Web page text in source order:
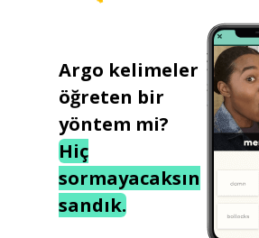
Argo kelimeler
öğreten bir
yöntem mi?
Hiç
sormayacaksın
sandık.